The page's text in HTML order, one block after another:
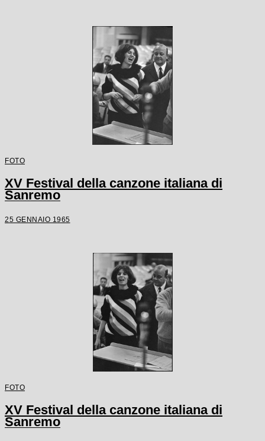
FOTO
XV Festival della canzone italiana di
Sanremo
25 GENNAIO 1965
FOTO
XV Festival della canzone italiana di
Sanremo